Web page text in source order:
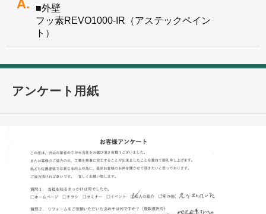
■外壁
フッ素REVO1000-IR（アステックペイン
ト）
アンケート用紙